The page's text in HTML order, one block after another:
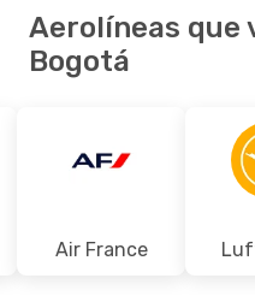
Aerolíneas que
Bogotá
Air France